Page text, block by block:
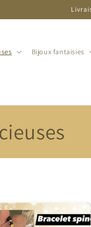
Bijoux fantaisies